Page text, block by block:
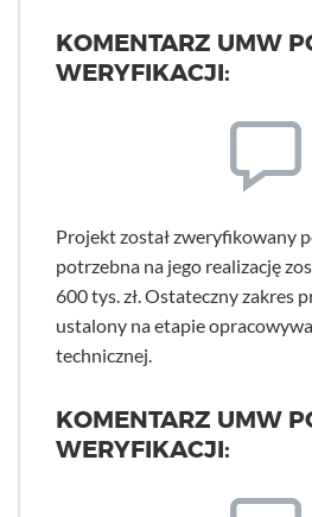
KOMENTARZ UMW
WERYFIKACJI:
Projekt został zweryfikowany
potrzebna na jego realizację
600 tys. zł. Ostateczny zakres
ustalony na etapie
technicznej.
KOMENTARZ UMW
WERYFIKACJI: